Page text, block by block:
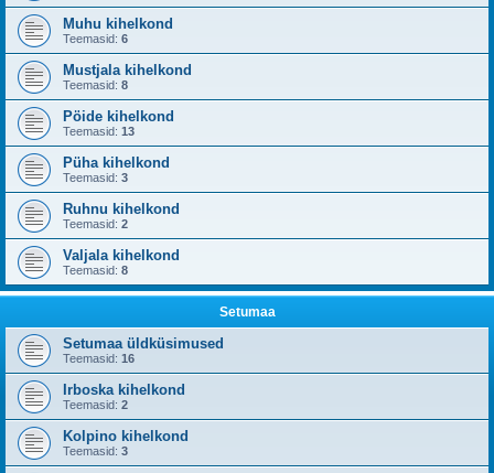
Muhu kihelkond
Teemasid: 6
Mustjala kihelkond
Teemasid: 8
Pöide kihelkond
Teemasid: 13
Püha kihelkond
Teemasid: 3
Ruhnu kihelkond
Teemasid: 2
Valjala kihelkond
Teemasid: 8
Setumaa
Setumaa üldküsimused
Teemasid: 16
Irboska kihelkond
Teemasid: 2
Kolpino kihelkond
Teemasid: 3